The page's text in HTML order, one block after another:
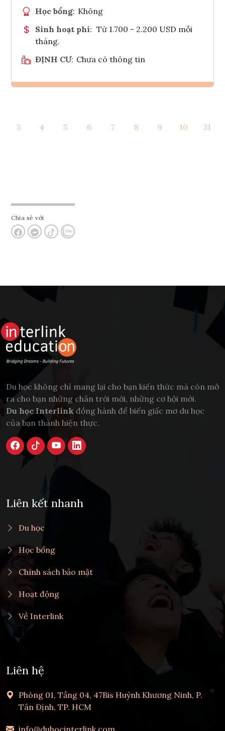
Học bổng: Không
Sinh hoạt phí: Từ 1.700 - 2.200 USD mỗi
tháng.
ĐỊNH CƯ: Chưa có thông tin
Tham vấn Interlink
3 4 5 6 7 8 9 10 31
Chia sẻ với
Du học không chỉ mang lại cho bạn kiến thức mà còn mở
ra cho bạn những chân trời mới, những cơ hội mới.
Du học Interlink đồng hành để biến giấc mơ du học
của bạn thành hiện thực.
Liên kết nhanh
Du học
Học bổng
Chính sách bảo mật
Hoạt động
Về Interlink
Liên hệ
Phòng 01, Tầng 04, 47Bis Huỳnh Khương Ninh, P.
Tân Định, TP. HCM
info@duhocinterlink.com